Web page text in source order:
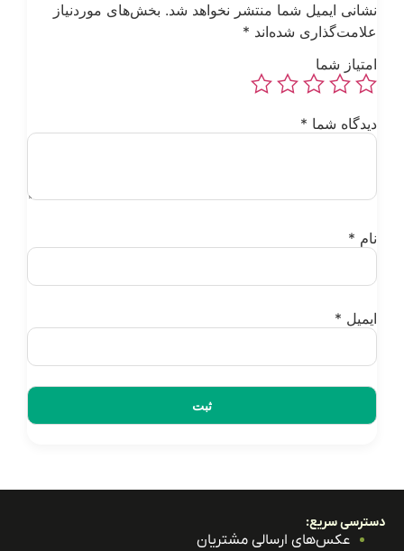
ایمیل شما منتشر نخواهد شد. بخش‌های موردنیاز
شده‌اند*
شما
شما *
*
سریع:
عکس‌های ارسالی مشتریان